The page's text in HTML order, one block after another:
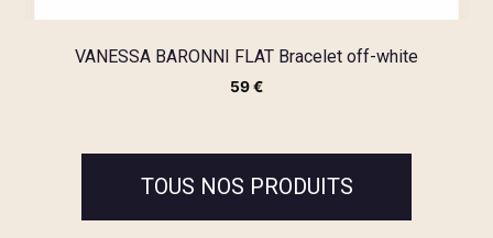
VANESSA BARONNI FLAT Bracelet off-white
59€
TOUS NOS PRODUITS